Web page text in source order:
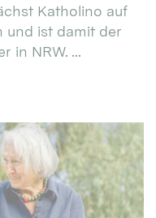
Katholino auf
und ist damit der
in NRW. ...